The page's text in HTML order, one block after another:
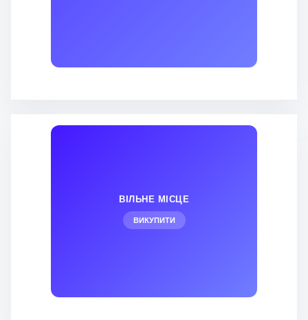
ВІЛЬНЕ МІСЦЕ
ВИКУПИТИ